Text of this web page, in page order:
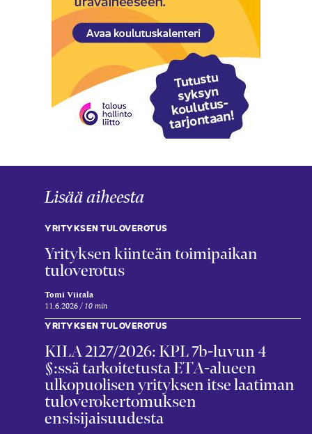
Lisää aiheesta
YRITYKSEN TULOVEROTUS
Yrityksen kiinteän toimipaikan
tuloverotus
Tomi Viitala
11.6.2026 10 min
YRITYKSEN TULOVEROTUS
KILA 2127/2026: KPL 7b-luvun 4
§:ssä tarkoitetusta ETA-alueen
ulkopuolisen yrityksen itse laatiman
tuloverokertomuksen
ensisijaisuudesta